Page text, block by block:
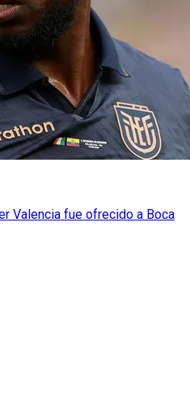
Valencia fue ofrecido a Boca